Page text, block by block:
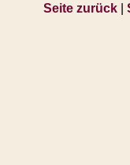
Seite zurück|